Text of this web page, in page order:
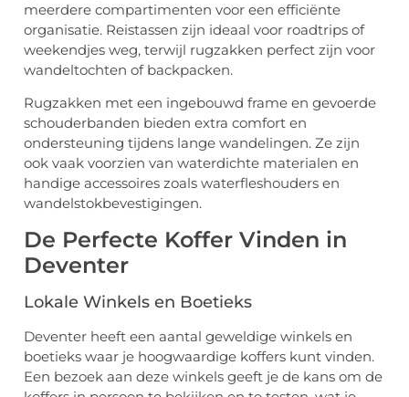
meerdere compartimenten voor een efficiënte
organisatie. Reistassen zijn ideaal voor roadtrips of
weekendjes weg, terwijl rugzakken perfect zijn voor
wandeltochten of backpacken.
Rugzakken met een ingebouwd frame en gevoerde
schouderbanden bieden extra comfort en
ondersteuning tijdens lange wandelingen. Ze zijn
ook vaak voorzien van waterdichte materialen en
handige accessoires zoals waterfleshouders en
wandelstokbevestigingen.
De Perfecte Koffer Vinden in
Deventer
Lokale Winkels en Boetieks
Deventer heeft een aantal geweldige winkels en
boetieks waar je hoogwaardige koffers kunt vinden.
Een bezoek aan deze winkels geeft je de kans om de